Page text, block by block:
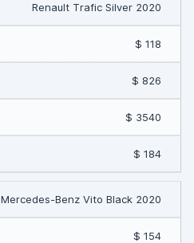
Renault Trafic Silver 2020
$ 118
$ 826
$ 3540
$ 184
Mercedes-Benz Vito Black 2020
$ 154